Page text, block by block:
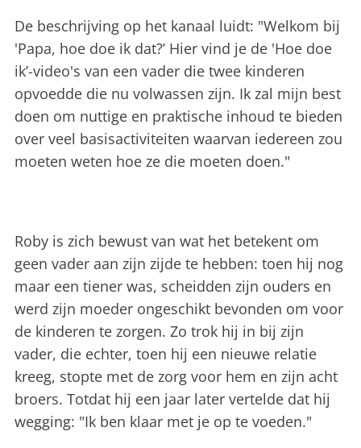
De beschrijving op het kanaal luidt: "Welkom bij
'Papa, hoe doe ik dat?’ Hier vind je de 'Hoe doe
ik’-video's van een vader die twee kinderen
opvoedde die nu volwassen zijn. Ik zal mijn best
doen om nuttige en praktische inhoud te bieden
over veel basisactiviteiten waarvan iedereen zou
moeten weten hoe ze die moeten doen."
Roby is zich bewust van wat het betekent om
geen vader aan zijn zijde te hebben: toen hij nog
maar een tiener was, scheidden zijn ouders en
werd zijn moeder ongeschikt bevonden om voor
de kinderen te zorgen. Zo trok hij in bij zijn
vader, die echter, toen hij een nieuwe relatie
kreeg, stopte met de zorg voor hem en zijn acht
broers. Totdat hij een jaar later vertelde dat hij
wegging: "Ik ben klaar met je op te voeden."